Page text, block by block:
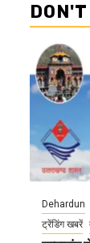
Dehardun
ट्रेंडिंग खबरें